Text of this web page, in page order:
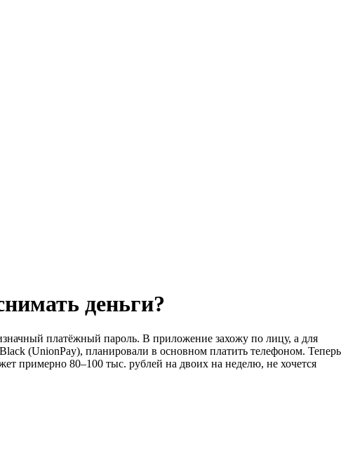
деньги?
платёжный пароль. В приложение захожу по лицу, а для
(UnionPay), планировали в основном платить телефоном. Теперь
примерно 80–100 тыс. рублей на двоих на неделю, не хочется